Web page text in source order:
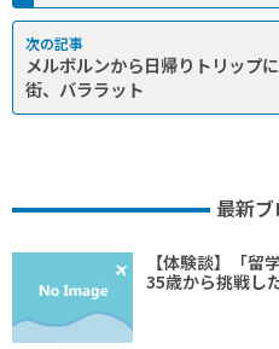
メルボルンから日帰りトリップ
街、バララット
最新
【体験談】「留
35歳から挑戦し